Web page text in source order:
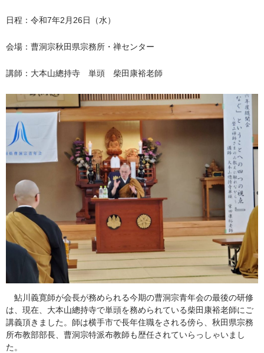
日程：令和7年2月26日（水）
会場：曹洞宗秋田県宗務所・禅センター
講師：大本山總持寺 単頭 柴田康裕老師
鮎川義寛師が会長が務められる今期の曹洞宗青年会の最後の研修
は、現在、大本山總持寺で単頭を務められている柴田康裕老師にご
講義頂きました。師は横手市で長年住職をされる傍ら、秋田県宗務
所布教部部長、曹洞宗特派布教師も歴任されていらっしゃいまし
た。